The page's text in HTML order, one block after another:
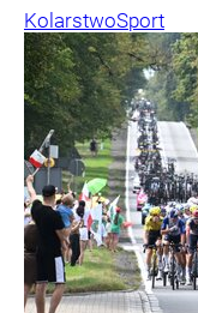
KolarstwoSport